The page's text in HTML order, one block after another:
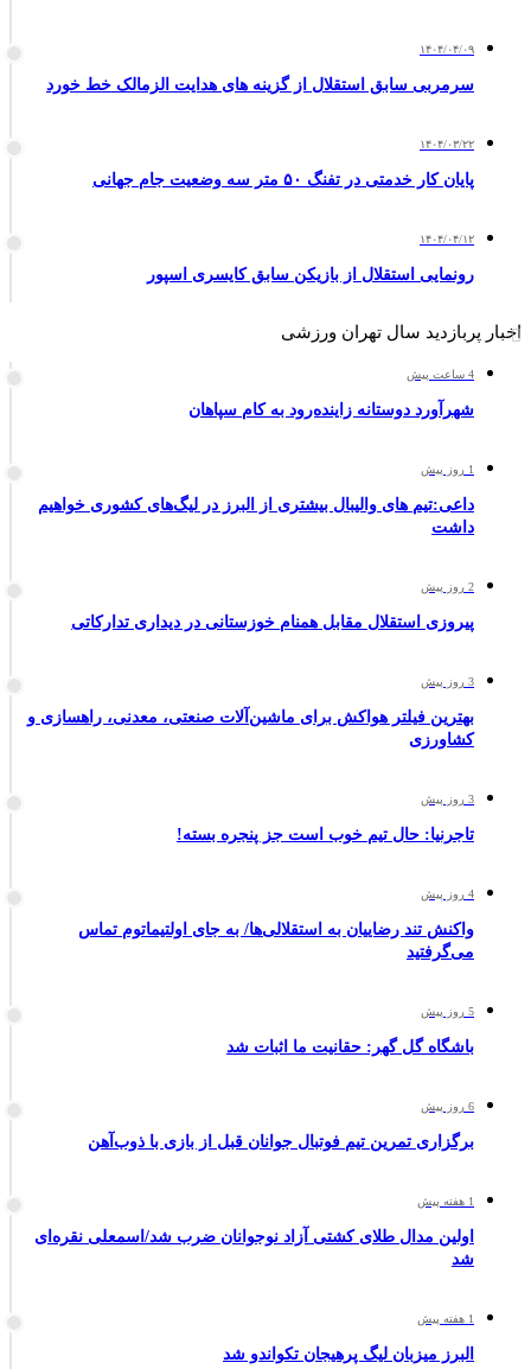
۱۴۰۴/۰۴/۰۹
سرمربی سابق استقلال از گزینه های هدایت الزمالک خط خورد
۱۴۰۴/۰۳/۲۲
پایان کار خدمتی در تفنگ ۵۰ متر سه وضعیت جام جهانی
۱۴۰۴/۰۴/۱۲
رونمایی استقلال از بازیکن سابق کایسری اسپور
اخبار پربازدید سال تهران ورزشی
4 ساعت پیش
شهرآورد دوستانه زاینده‌رود به کام سپاهان
1 روز پیش
داعی:تیم های والیبال بیشتری از البرز در لیگ‌های کشوری خواهیم
داشت
2 روز پیش
پیروزی استقلال مقابل همنام خوزستانی در دیداری تدارکاتی
3 روز پیش
بهترین فیلتر هواکش برای ماشین‌آلات صنعتی، معدنی، راهسازی و
کشاورزی
3 روز پیش
تاجرنیا: حال تیم خوب است جز پنجره بسته!
4 روز پیش
واکنش تند رضاییان به استقلالی‌ها/ به جای اولتیماتوم تماس
می‌گرفتید
5 روز پیش
باشگاه گل گهر: حقانیت ما اثبات شد
6 روز پیش
برگزاری تمرین تیم فوتبال جوانان قبل از بازی با ذوب‌آهن
1 هفته پیش
اولین مدال طلای کشتی آزاد نوجوانان ضرب شد/اسمعلی نقره‌ای
شد
1 هفته پیش
البرز میزبان لیگ پرهیجان تکواندو شد